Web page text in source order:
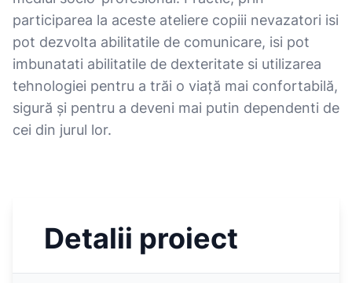
participarea la aceste ateliere copiii nevazatori isi
pot dezvolta abilitatile de comunicare, isi pot
imbunatati abilitatile de dexteritate si utilizarea
tehnologiei pentru a trăi o viață mai confortabilă,
sigură și pentru a deveni mai putin dependenti de
cei din jurul lor.
Detalii proiect